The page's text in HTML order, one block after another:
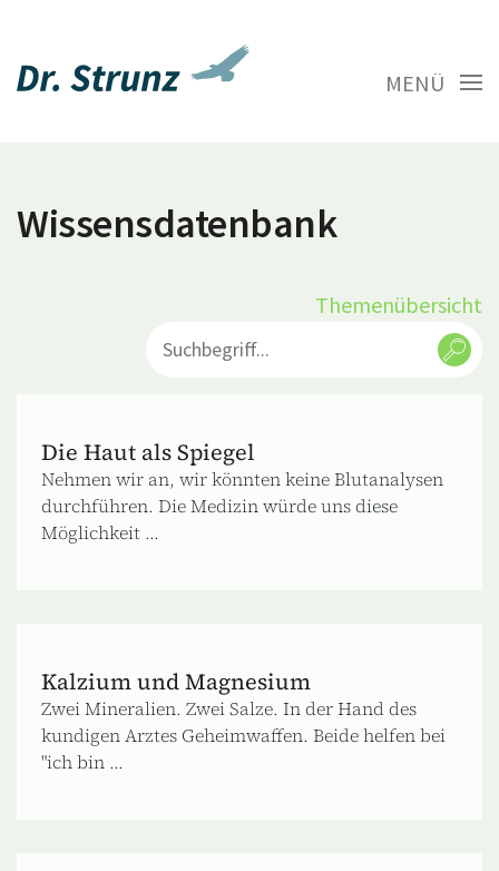
MENÜ
Wissensdatenbank
Themenübersicht
Die Haut als Spiegel
Nehmen wir an, wir könnten keine Blutanalysen
durchführen. Die Medizin würde uns diese
Möglichkeit ...
Kalzium und Magnesium
Zwei Mineralien. Zwei Salze. In der Hand des
kundigen Arztes Geheimwaffen. Beide helfen bei
"ich bin ...